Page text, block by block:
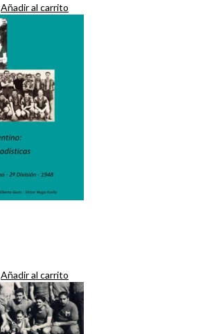
Añadir al carrito
Añadir al carrito